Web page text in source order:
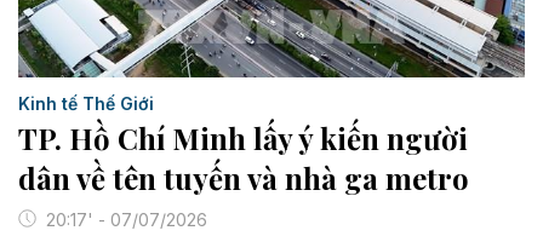
Kinh tế Thế Giới
TP. Hồ Chí Minh lấy ý kiến người
dân về tên tuyến và nhà ga metro
20:17' - 07/07/2026